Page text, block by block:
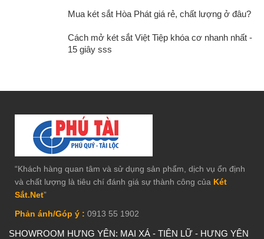
Mua két sắt Hòa Phát giá rẻ, chất lượng ở đâu?
Cách mở két sắt Việt Tiệp khóa cơ nhanh nhất -
15 giây sss
“Khách hàng quan tâm và sử dụng sản phẩm, dịch vụ ổn định
và chất lượng là tiêu chí đánh giá sự thành công của Két
Sắt.Net”
Phản ánh/Góp ý : 0913 55 1902
SHOWROOM HƯNG YÊN: MAI XÁ - TIÊN LỮ - HƯNG YÊN